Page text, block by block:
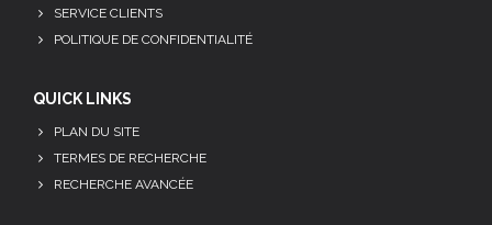
SERVICE CLIENTS
POLITIQUE DE CONFIDENTIALITÉ
QUICK LINKS
PLAN DU SITE
TERMES DE RECHERCHE
RECHERCHE AVANCÉE